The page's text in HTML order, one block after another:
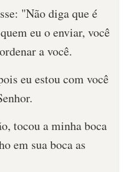
"Não diga que é
eu o enviar, você
a você.
eu estou com você
tocou a minha boca
em sua boca as